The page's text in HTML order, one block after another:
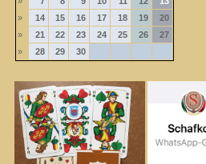
»
14 15 16 17 18 19
20
»
21 22 23 24 25 26
27
»
28 29 30